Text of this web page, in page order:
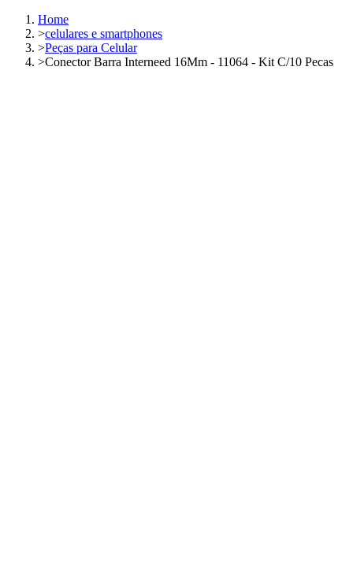
Home
>celulares e smartphones
>Peças para Celular
>Conector Barra Interneed 16Mm - 11064 - Kit C/10 Pecas